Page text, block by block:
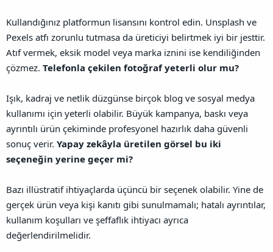
Kullandığınız platformun lisansını kontrol edin. Unsplash ve
Pexels atfı zorunlu tutmasa da üreticiyi belirtmek iyi bir jesttir.
Atıf vermek, eksik model veya marka iznini ise kendiliğinden
çözmez. Telefonla çekilen fotoğraf yeterli olur mu?
Işık, kadraj ve netlik düzgünse birçok blog ve sosyal medya
kullanımı için yeterli olabilir. Büyük kampanya, baskı veya
ayrıntılı ürün çekiminde profesyonel hazırlık daha güvenli
sonuç verir. Yapay zekâyla üretilen görsel bu iki
seçeneğin yerine geçer mi?
Bazı illüstratif ihtiyaçlarda üçüncü bir seçenek olabilir. Yine de
gerçek ürün veya kişi kanıtı gibi sunulmamalı; hatalı ayrıntılar,
kullanım koşulları ve şeffaflık ihtiyacı ayrıca
değerlendirilmelidir.